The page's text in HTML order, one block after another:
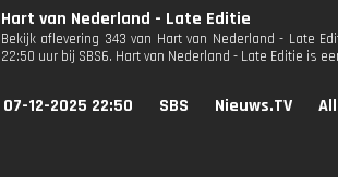
Hart van Nederland - Late Editie
Bekijk aflevering 343 van Hart van Nederland - Late
22:50 uur bij SBS6. Hart van Nederland - Late Editie is
07-12-2025 22:50 SBS Nieuws.TV